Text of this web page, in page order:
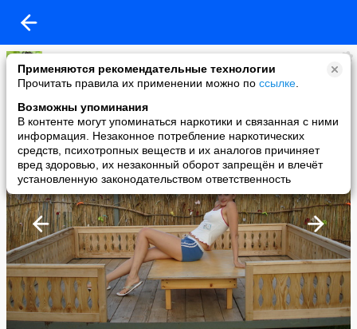
Применяются рекомендательные технологии
Прочитать правила их применении можно по ссылке
Возможны упоминания
В контенте могут упоминаться наркотики и связанная с ними
информация. Незаконное потребление наркотических
средств, психотропных веществ и их аналогов причиняет
вред здоровью, их незаконный оборот запрещён и влечёт
установленную законодательством ответственность
Катюшка
added a photo
18 Jul в 09:49